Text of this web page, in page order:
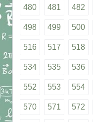
480 481 482
498 499 500
516 517 518
534 535 536
552 553 554
570 571 572